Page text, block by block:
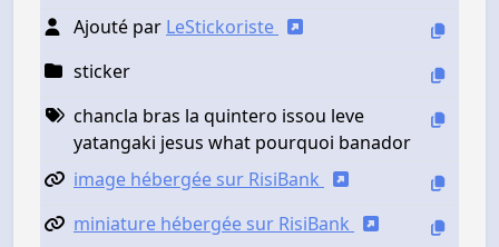
Ajouté par LeStickoriste
sticker
chancla bras la quintero issou leve
yatangaki jesus what pourquoi banador
image hébergée sur RisiBank
miniature hébergée sur RisiBank